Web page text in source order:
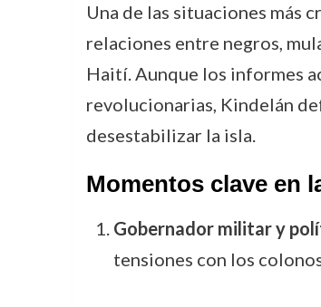
Una de las situaciones más
relaciones entre negros,
Haití. Aunque los informes
revolucionarias, Kindelán
desestabilizar la isla.
Momentos clave en
Gobernador militar y
tensiones con los